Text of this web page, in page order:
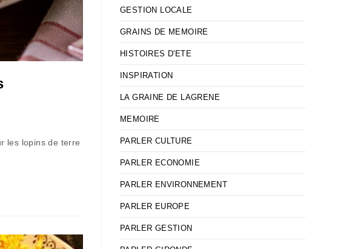
les lopins de terre
GESTION LOCALE
GRAINS DE MEMOIRE
HISTOIRES D'ETE
INSPIRATION
LA GRAINE DE LAGRENE
MEMOIRE
PARLER CULTURE
PARLER ECONOMIE
PARLER ENVIRONNEMENT
PARLER EUROPE
PARLER GESTION